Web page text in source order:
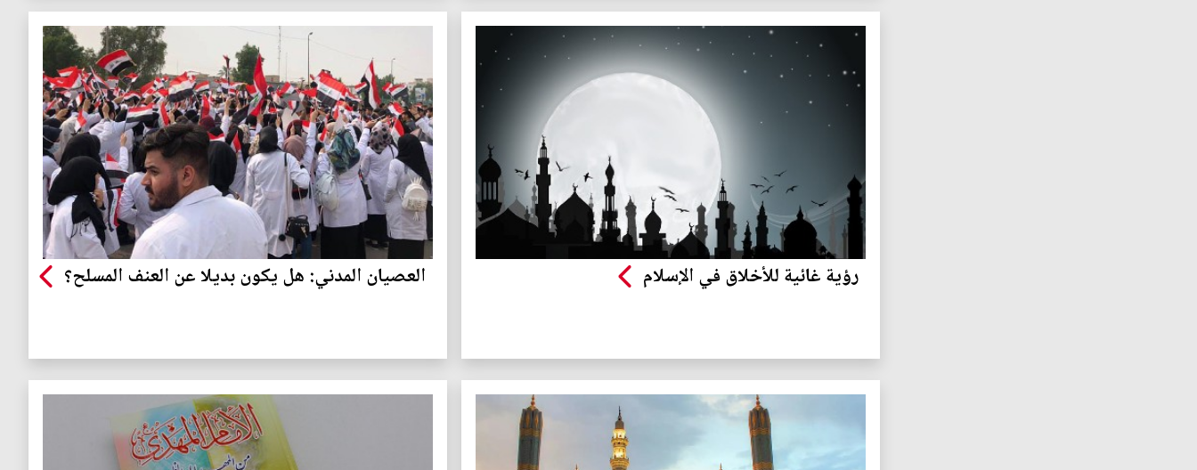
رؤية غائية للأخلاق في الإسلام العصيان المدني: هل يكون بديلا عن العنف المسلح؟